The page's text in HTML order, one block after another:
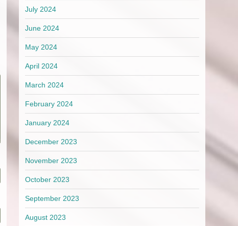
July 2024
June 2024
May 2024
April 2024
March 2024
February 2024
January 2024
December 2023
November 2023
October 2023
September 2023
August 2023